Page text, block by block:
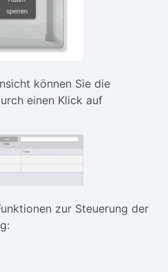
können Sie die
einen Klick auf
zur Steuerung der